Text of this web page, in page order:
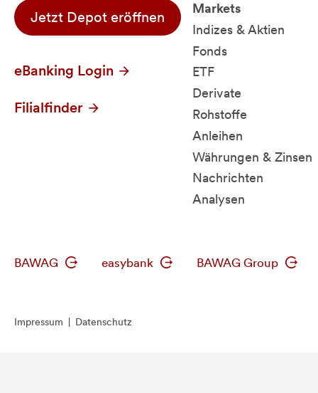
Jetzt Depot eröffnen
eBanking Login
Filialfinder
Markets
Indizes & Aktien
Fonds
ETF
Derivate
Rohstoffe
Anleihen
Währungen & Zinsen
Nachrichten
Analysen
BAWAG easybank BAWAG Group
Impressum Datenschutz